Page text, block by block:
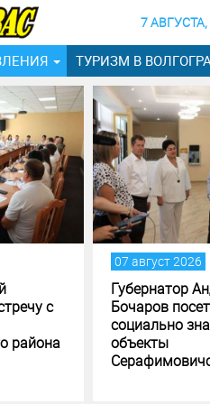
7
ТУРИЗМ В
Андрей
района
06
В